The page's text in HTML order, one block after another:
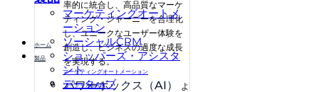
率的に統合し、高品質なマーケ
ティング・ジャーニーを合理化
し、ユニークなユーザー体験を
創造し、ビジネスの過度な成長
を実現する。
パワーボックス（AI）
よ
マーケティングオートメ
ーション
ソーシャルCRM
ショッパーズ・アシスタ
ント
データハブ
ホーム
製品
マーケティングオートメーション
ソーシャルCRM